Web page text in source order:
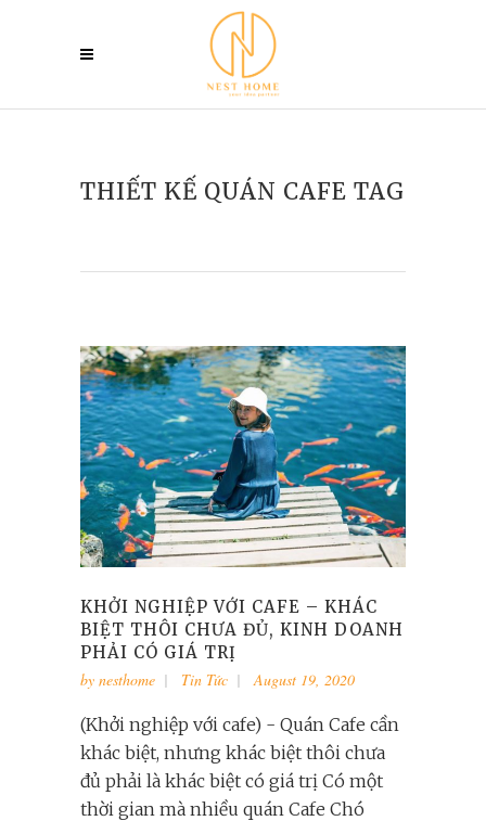
THIẾT KẾ QUÁN CAFE TAG
KHỞI NGHIỆP VỚI CAFE – KHÁC
BIỆT THÔI CHƯA ĐỦ, KINH DOANH
PHẢI CÓ GIÁ TRỊ
by nesthome Tin Tức August 19, 2020
(Khởi nghiệp với cafe) - Quán Cafe cần
khác biệt, nhưng khác biệt thôi chưa
đủ phải là khác biệt có giá trị Có một
thời gian mà nhiều quán Cafe Chó